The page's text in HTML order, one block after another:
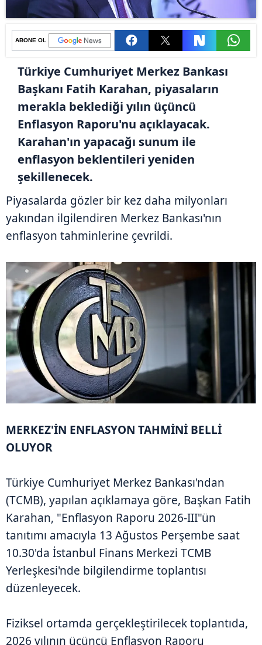
ABONE OL
Türkiye Cumhuriyet Merkez Bankası
Başkanı Fatih Karahan, piyasaların
merakla beklediği yılın üçüncü
Enflasyon Raporu'nu açıklayacak.
Karahan'ın yapacağı sunum ile
enflasyon beklentileri yeniden
şekillenecek.
Piyasalarda gözler bir kez daha milyonları
yakından ilgilendiren Merkez Bankası'nın
enflasyon tahminlerine çevrildi.
MERKEZ'İN ENFLASYON TAHMİNİ BELLİ
OLUYOR
Türkiye Cumhuriyet Merkez Bankası'ndan
(TCMB), yapılan açıklamaya göre, Başkan Fatih
Karahan, "Enflasyon Raporu 2026-III"ün
tanıtımı amacıyla 13 Ağustos Perşembe saat
10.30'da İstanbul Finans Merkezi TCMB
Yerleşkesi'nde bilgilendirme toplantısı
düzenleyecek.
Fiziksel ortamda gerçekleştirilecek toplantıda,
2026 yılının üçüncü Enflasyon Raporu